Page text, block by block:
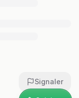
Signaler